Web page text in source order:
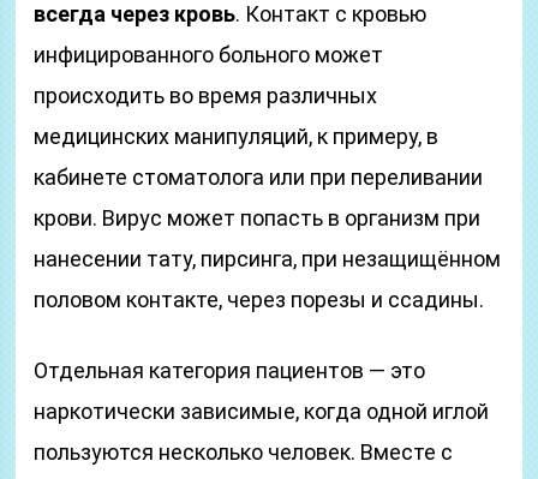
всегда через кровь. Контакт с кровью
инфицированного больного может
происходить во время различных
медицинских манипуляций, к примеру, в
кабинете стоматолога или при переливании
крови. Вирус может попасть в организм при
нанесении тату, пирсинга, при незащищённом
половом контакте, через порезы и ссадины.
Отдельная категория пациентов — это
наркотически зависимые, когда одной иглой
пользуются несколько человек. Вместе с